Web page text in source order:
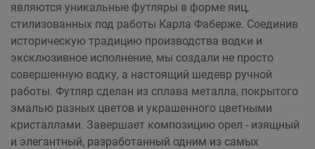
являются уникальные футляры в форме яиц,
стилизованных под работы Карла Фаберже. Соединив
историческую традицию производства водки и
эксклюзивное исполнение, мы создали не просто
совершенную водку, а настоящий шедевр ручной
работы. Футляр сделан из сплава металла, покрытого
эмалью разных цветов и украшенного цветными
кристаллами. Завершает композицию орел - изящный
и элегантный, разработанный одним из самых